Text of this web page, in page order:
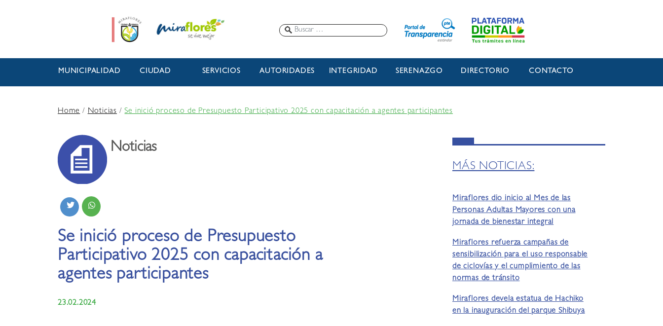
MUNICIPALIDAD CIUDAD SERVICIOS AUTORIDADES INTEGRIDAD SERENAZGO DIRECTORIO CONTACTO
Home/Noticias /Se inició proceso de Presupuesto Participativo 2025 con capacitación a agentes participantes
Noticias
Se inició proceso de Presupuesto
Participativo 2025 con capacitación a
agentes participantes
23.02.2024
MÁS NOTICIAS:
Miraflores dio inicio al Mes de las
Personas Adultas Mayores con una
jornada de bienestar integral
Miraflores refuerza campañas de
sensibilización para el uso responsable
de ciclovías y el cumplimiento de las
normas de tránsito
Miraflores devela estatua de Hachiko
en la inauguración del parque Shibuya